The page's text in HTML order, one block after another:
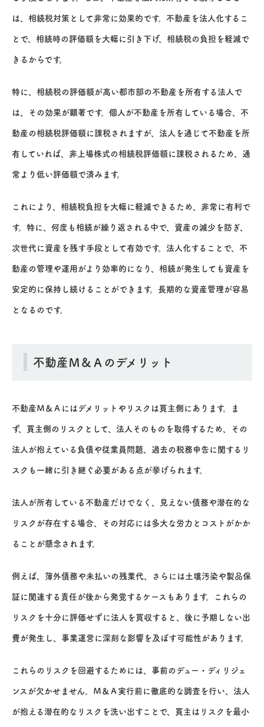
は、相続税対策として非常に効果的です。不動産を法人化するこ
とで、相続時の評価額を大幅に引き下げ、相続税の負担を軽減で
きるからです。
特に、相続税の評価額が高い都市部の不動産を所有する法人で
は、その効果が顕著です。個人が不動産を所有している場合、不
動産の相続税評価額に課税されますが、法人を通じて不動産を所
有していれば、非上場株式の相続税評価額に課税されるため、通
常より低い評価額で済みます。
これにより、相続税負担を大幅に軽減できるため、非常に有利で
す。特に、何度も相続が繰り返される中で、資産の減少を防ぎ、
次世代に資産を残す手段として有効です。法人化することで、不
動産の管理や運用がより効率的になり、相続が発生しても資産を
安定的に保持し続けることができます。長期的な資産管理が容易
となるのです。
不動産Ｍ＆Ａのデメリット
不動産Ｍ＆Ａにはデメリットやリスクは買主側にあります。ま
ず、買主側のリスクとして、法人そのものを取得するため、その
法人が抱えている負債や従業員問題、過去の税務申告に関するリ
スクも一緒に引き継ぐ必要がある点が挙げられます。
法人が所有している不動産だけでなく、見えない債務や潜在的な
リスクが存在する場合、その対応には多大な労力とコストがかか
ることが懸念されます。
例えば、簿外債務や未払いの残業代、さらには土壌汚染や製品保
証に関連する責任が後から発覚するケースもあります。これらの
リスクを十分に評価せずに法人を買収すると、後に予期しない出
費が発生し、事業運営に深刻な影響を及ぼす可能性があります。
これらのリスクを回避するためには、事前のデュー・ディリジェ
ンスが欠かせません。Ｍ＆Ａ実行前に徹底的な調査を行い、法人
が抱える潜在的なリスクを洗い出すことで、買主はリスクを最小